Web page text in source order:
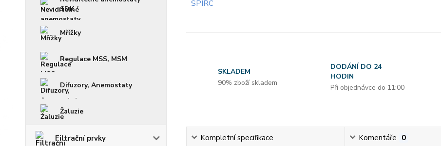
SDK
Mřížky
Regulace MSS, MSM
Difuzory, Anemostaty
Žaluzie
Filtrační prvky
SKLADEM
90% zboží skladem
DODÁNÍ DO 24
HODIN
Při objednávce do 11:00
Kompletní specifikace Komentáře 0